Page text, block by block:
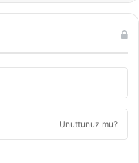
Unuttunuz mu?